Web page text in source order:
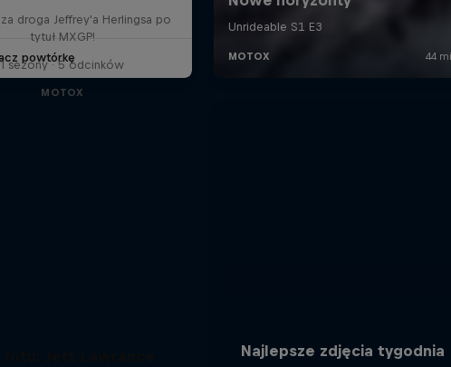
powtórkę
droga Jeffrey'a Herlingsa po
tytuł MXGP!
1 sezony · 5 odcinków
MOTOX
Najlepsze zdjęcia tygodnia